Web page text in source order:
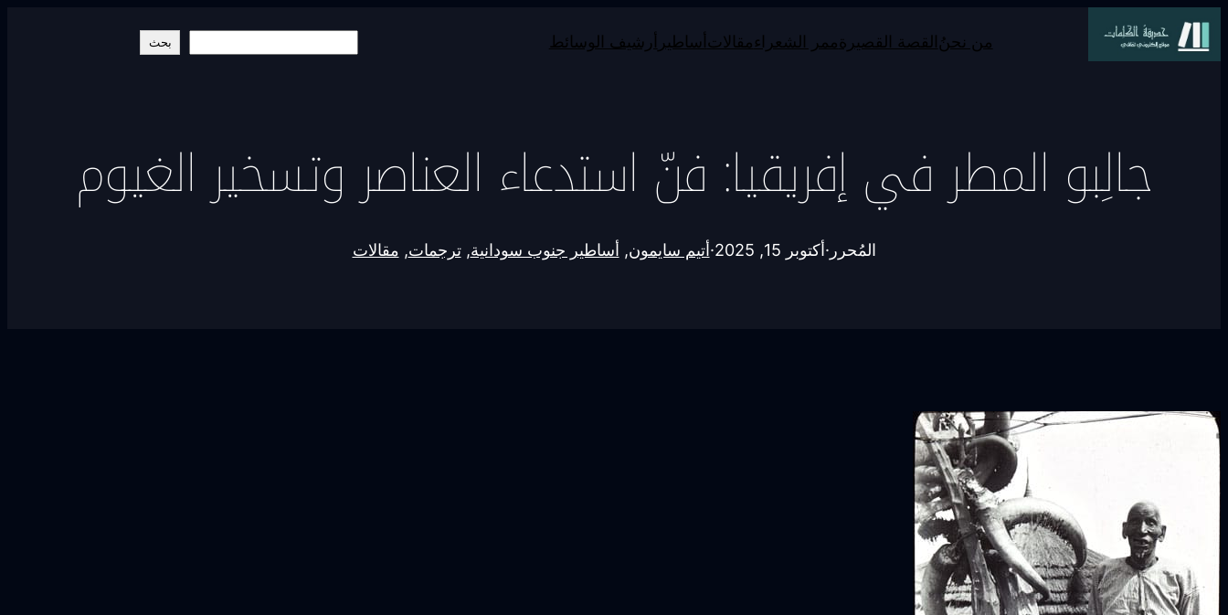
من نحنُ القصة القصيرةممر الشعراءمقالات أساطير أرشيف الوسائط بحث
جالِبو المطر في إفريقيا: فنّ استدعاء العناصر وتسخير الغيوم
المُحرر ·أكتوبر 15, 2025 ·أتيم سايمون, أساطير جنوب سودانية, ترجمات, مقالات